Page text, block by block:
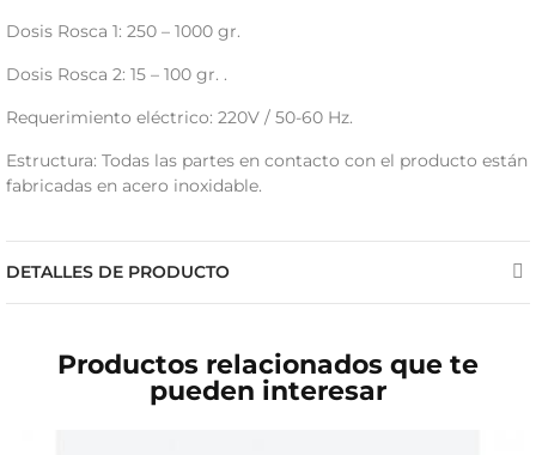
Dosis Rosca 1: 250 – 1000 gr.
Dosis Rosca 2: 15 – 100 gr. .
Requerimiento eléctrico: 220V / 50-60 Hz.
Estructura: Todas las partes en contacto con el producto están
fabricadas en acero inoxidable.
DETALLES DE PRODUCTO
Productos relacionados que te
pueden interesar